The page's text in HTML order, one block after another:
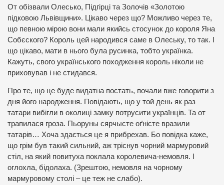
От обізвали Олесько, Підгірці та Золочів «Золотою
підковою Львівщини». Цікаво через що? Можливо через те,
що певною мірою вони мали якийсь стосунок до короля Яна
Собєского? Король цей народився саме в Олеську, то так. І
що цікаво, мати в нього була русинка, тобто українка.
Кажуть, свого українського походження король ніколи не
приховував і не стидався.
Про те, що це буде видатна постать, почали вже говорити з
дня його народження. Повідають, що у той день як раз
татари вибігли в околиці замку потрусити українців. Та от
трапилася гроза. Пьоруны сярчысте оґністе вразили
татарів… Хоча здається це я прибрехав. Бо повідка каже,
що грім був такий сильний, аж тріснув чорний мармуровий
стіл, на який повитуха поклала королевича-немовля. І
оглохла, бідолаха. (Зрештою, немовля на чорному
мармуровому столі – це теж не слабо).